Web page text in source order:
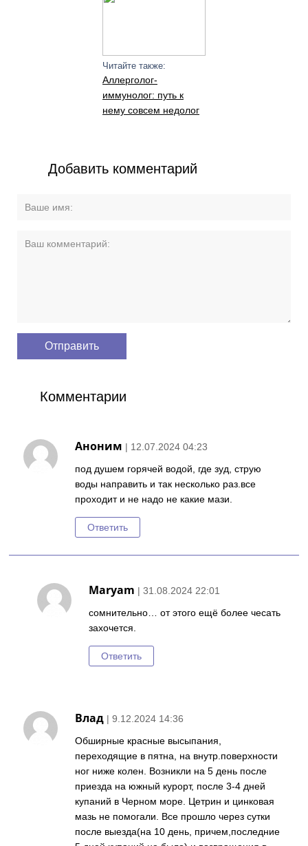
Читайте также:
Аллерголог-
иммунолог: путь к
нему совсем недолог
Добавить комментарий
Комментарии
Аноним | 12.07.2024 04:23
под душем горячей водой, где зуд, струю
воды направить и так несколько раз.все
проходит и не надо не какие мази.
Ответить
Maryam | 31.08.2024 22:01
сомнительно… от этого ещё более чесать
захочется.
Ответить
Влад | 9.12.2024 14:36
Обширные красные высыпания,
переходящие в пятна, на внутр.поверхности
ног ниже колен. Возникли на 5 день после
приезда на южный курорт, после 3-4 дней
купаний в Черном море. Цетрин и цинковая
мазь не помогали. Все прошло через сутки
после выезда(на 10 день, причем,последние